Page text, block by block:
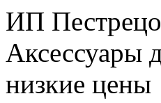
ИП
Аксессуары
низкие цены